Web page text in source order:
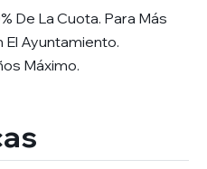
De La Cuota. Para Más
Ayuntamiento.
Máximo.